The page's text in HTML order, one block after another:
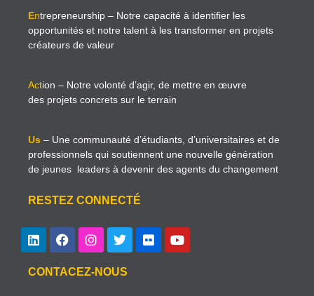
Entrepreneurship – Notre capacité à identifier les
opportunités et notre talent à les transformer en projets
créateurs de valeur
Action – Notre volonté d’agir, de mettre en œuvre
des projets concrets sur le terrain
Us – Une communauté d’étudiants, d’universitaires et de
professionnels qui soutiennent une nouvelle génération
de jeunes leaders à devenir des agents du changement
RESTEZ CONNECTÉ
CONTACEZ-NOUS